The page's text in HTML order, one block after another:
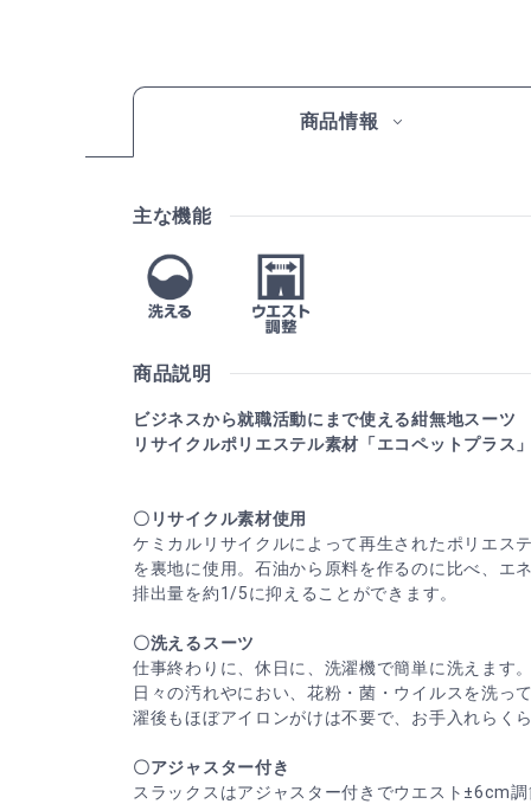
商品情報
主な機能
商品説明
ビジネスから就職活動にまで使える紺無地スーツ
リサイクルポリエステル素材「エコペットプラス
〇リサイクル素材使用
ケミカルリサイクルによって再生されたポリエス
を裏地に使用。石油から原料を作るのに比べ、エ
排出量を約1/5に抑えることができます。
〇洗えるスーツ
仕事終わりに、休日に、洗濯機で簡単に洗えます
日々の汚れやにおい、花粉・菌・ウイルスを洗っ
濯後もほぼアイロンがけは不要で、お手入れらく
〇アジャスター付き
スラックスはアジャスター付きでウエスト±6cm